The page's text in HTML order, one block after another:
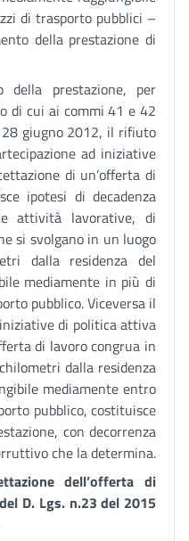
di trasporto pubblici –
della prestazione di
della prestazione, per
di cui ai commi 41 e 42
28 giugno 2012, il rifiuto
ad iniziative
di un’offerta di
ipotesi di decadenza
attività lavorative, di
si svolgano in un luogo
dalla residenza del
mediamente in più di
pubblico. Viceversa il
di politica attiva
di lavoro congrua in
dalla residenza
mediamente entro
pubblico, costituisce
con decorrenza
che la determina.
dell’offerta di
D. Lgs. n.23 del 2015